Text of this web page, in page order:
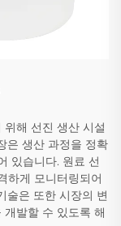
해 선진 생산 시설
은 생산 과정을 정확
있습니다. 원료 선
하게 모니터링되어
술은 또한 시장의 변
발할 수 있도록 해